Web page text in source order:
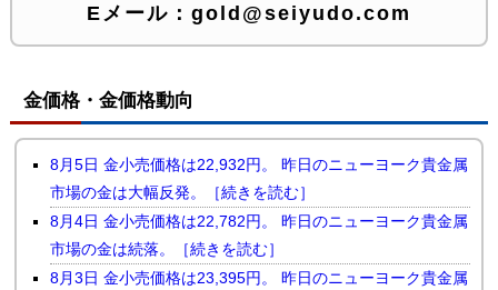
Eメール： gold@seiyudo.com
金価格・金価格動向
8月5日 金小売価格は22,932円。 昨日のニューヨーク貴金属
市場の金は大幅反発。［続きを読む］
8月4日 金小売価格は22,782円。 昨日のニューヨーク貴金属
市場の金は続落。［続きを読む］
8月3日 金小売価格は23,395円。 昨日のニューヨーク貴金属